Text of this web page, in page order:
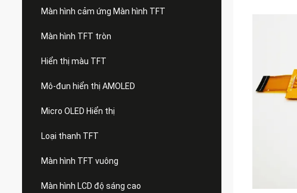
Màn hình cảm ứng Màn hình TFT
Màn hình TFT tròn
Hiển thị màu TFT
Mô-đun hiển thị AMOLED
Micro OLED Hiển thị
Loại thanh TFT
Màn hình TFT vuông
Màn hình LCD độ sáng cao